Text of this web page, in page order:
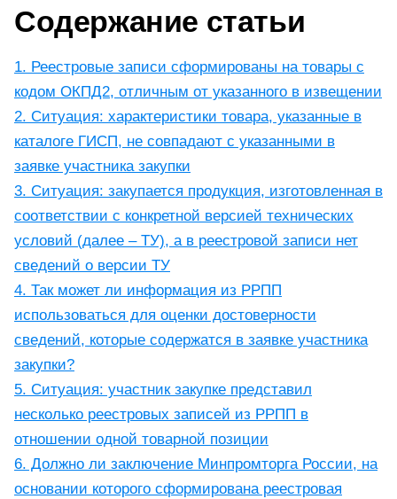
Содержание статьи
1. Реестровые записи сформированы на товары с
кодом ОКПД2, отличным от указанного в извещении
2. Ситуация: характеристики товара, указанные в
каталоге ГИСП, не совпадают с указанными в
заявке участника закупки
3. Ситуация: закупается продукция, изготовленная в
соответствии с конкретной версией технических
условий (далее – ТУ), а в реестровой записи нет
сведений о версии ТУ
4. Так может ли информация из РРПП
использоваться для оценки достоверности
сведений, которые содержатся в заявке участника
закупки?
5. Ситуация: участник закупке представил
несколько реестровых записей из РРПП в
отношении одной товарной позиции
6. Должно ли заключение Минпромторга России, на
основании которого сформирована реестровая